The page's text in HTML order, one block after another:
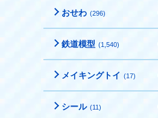
おせわ (296)
鉄道模型 (1,540)
メイキングトイ (17)
シール (11)